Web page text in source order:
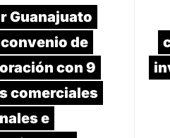
Guanajuato
de
con 9
comerciales
e